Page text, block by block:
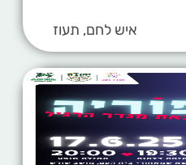
איש לחם, תעוז